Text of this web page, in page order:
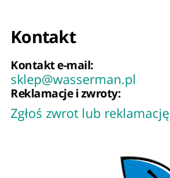
Kontakt
Kontakt e-mail:
sklep@wasserman.pl
Reklamacje i zwroty:
Zgłoś zwrot lub reklamację